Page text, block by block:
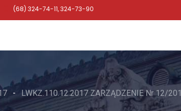
(68) 324-74-11, 324-73-90
LWKZ.110.12.2017 ZARZĄDZENIE Nr 12/